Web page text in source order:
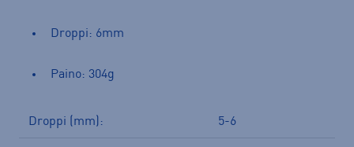
Droppi: 6mm
Paino: 304g
Droppi (mm): 5-6